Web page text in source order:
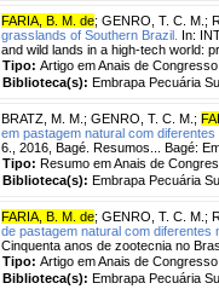
FARIA, B. M. de; GENRO, T. C. M. ;
grasslands of Southern Brazil. In:
and wild lands in a high-tech world:
Tipo: Artigo em Anais de Congresso
Biblioteca(s): Embrapa Pecuária
BRATZ, M. M. ; GENRO, T. C. M. ;
em pastagem natural com
6., 2016, Bagé. Resumos... Bagé:
Tipo: Resumo em Anais de
Biblioteca(s): Embrapa Pecuária
FARIA, B. M. de; GENRO, T. C. M. ;
de pastagem natural com diferentes
Cinquenta anos de zootecnia no
Tipo: Artigo em Anais de Congresso
Biblioteca(s): Embrapa Pecuária